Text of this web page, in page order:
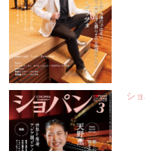
シ